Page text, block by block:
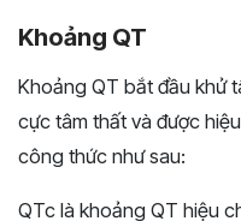
Khoảng QT
Khoảng QT bắt đầu khử
cực tâm thất và được
công thức như sau:
QTc là khoảng QT hiệu